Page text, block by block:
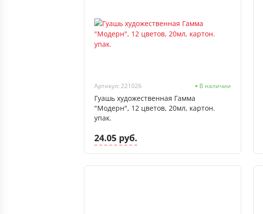
Артикул: 221026 В наличии
Гуашь художественная Гамма
"Модерн", 12 цветов, 20мл, картон.
упак.
24.05 руб.